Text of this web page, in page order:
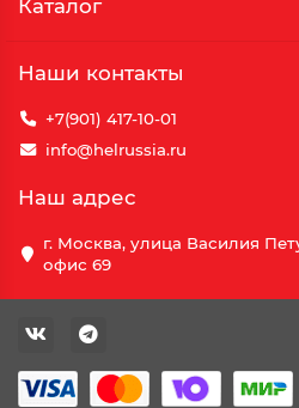
Каталог
Наши контакты
+7(901) 417-10-01
info@helrussia.ru
Наш адрес
г. Москва, улица Василия
офис 69